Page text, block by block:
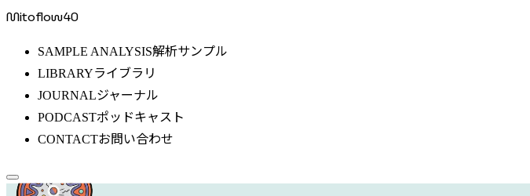
Mitoflow40
SAMPLE ANALYSIS解析サンプル
LIBRARYライブラリ
JOURNALジャーナル
PODCASTポッドキャスト
CONTACTお問い合わせ